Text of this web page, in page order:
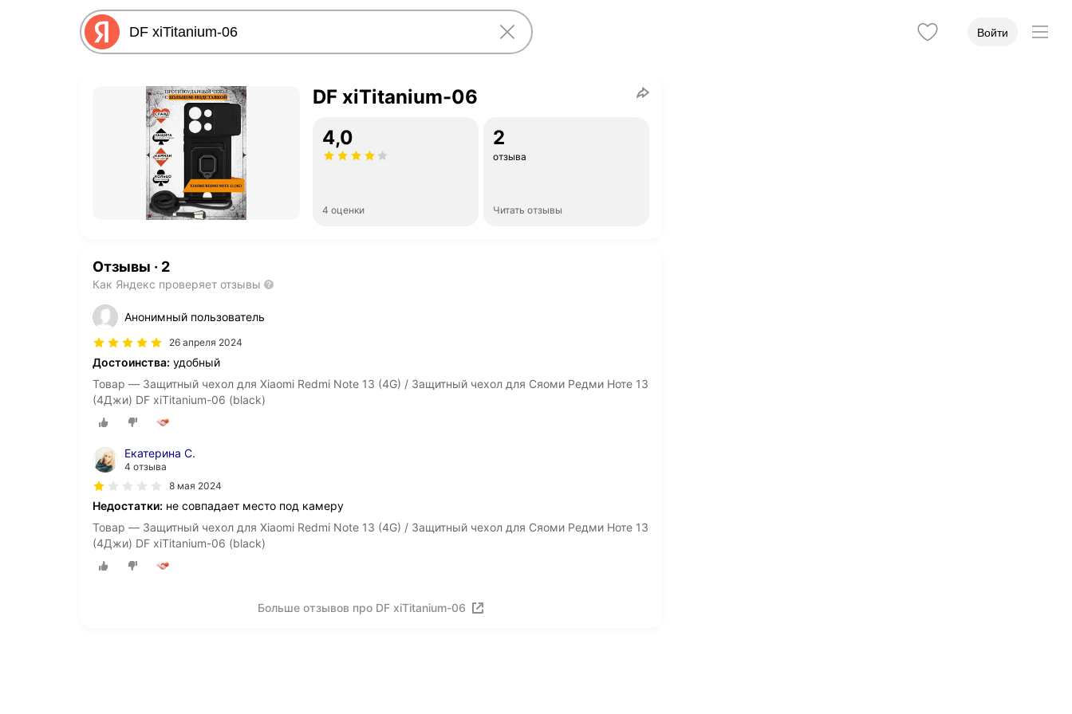
Войти
DF xiTitanium-06
4,0
4 оценки
2
отзыва
Читать отзывы
Отзывы · 2
Как Яндекс проверяет отзывы
Анонимный пользователь
26 апреля 2024
Достоинства: удобный
Товар — Защитный чехол для Xiaomi Redmi Note 13 (4G) / Защитный чехол для Сяоми Редми Ноте 13
(4Джи) DF xiTitanium-06 (black)
Екатерина С.
4 отзыва
8 мая 2024
Недостатки: не совпадает место под камеру
Товар — Защитный чехол для Xiaomi Redmi Note 13 (4G) / Защитный чехол для Сяоми Редми Ноте 13
(4Джи) DF xiTitanium-06 (black)
Больше отзывов про DF xiTitanium-06